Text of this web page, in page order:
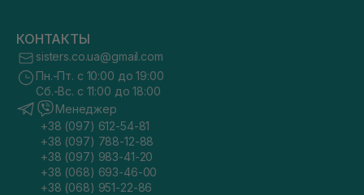
КОНТАКТЫ
sisters.co.ua@gmail.com
Пн.-Пт. с 10:00 до 19:00
Сб.-Вс. с 11:00 до 18:00
Менеджер
+38 (097) 612-54-81
+38 (097) 788-12-88
+38 (097) 983-41-20
+38 (068) 693-46-00
+38 (068) 951-22-86